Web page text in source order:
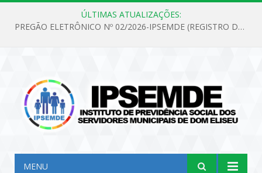
ÚLTIMAS ATUALIZAÇÕES:
PREGÃO ELETRÔNICO Nº 02/2026-IPSEMDE (REGISTRO DE PREÇOS PARA FUTURA E EVENTUAL AQUISIÇÃO DE MATERIAL DE LIMPEZA E GÊNEROS ALIMENTÍCIOS PARA ATENDER AS NECESSIDADES DO INSTITUTO DE PREVIDÊNCIA SOCIAL DOS SERVIDORES MUNICIPAIS DE DOM ELISEU.)
MENU